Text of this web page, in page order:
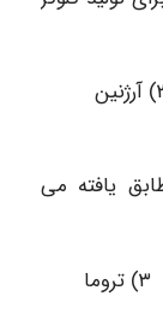
۱) فنیل آلانین ۲) ترئونین ۳) آرژنین
یافته می
۱) کواشيورکور ۲) سپسیس ۳) تروما